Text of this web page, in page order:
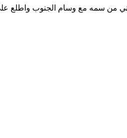
من سمه مع وسام الجنوب واطلع